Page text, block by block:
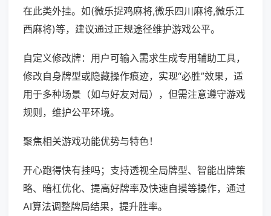
在此类外挂。如(微乐捉鸡麻将,微乐四川麻将,微乐江
西麻将)等，建议通过正规途径维护游戏公平。
自定义修改牌：用户可输入需求生成专用辅助工具，
修改自身牌型或隐藏操作痕迹，实现“必胜”效果，适
用于多种场景（如与好友对局），但需注意遵守游戏
规则，维护公平环境。
聚焦相关游戏功能优势与特色！
开心跑得快有挂吗；支持透视全局牌型、智能出牌策
略、暗杠优化、提高好牌率及快速自摸等操作，通过
AI算法调整牌局结果，提升胜率。